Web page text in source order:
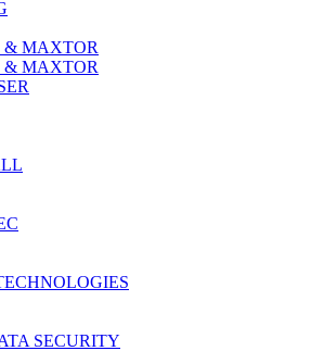
& MAXTOR
& MAXTOR
SECURITY